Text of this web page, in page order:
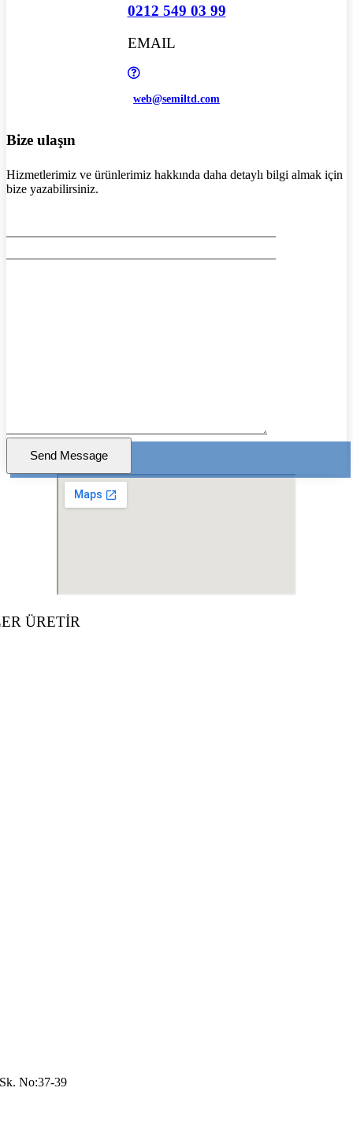
0212 549 03 99
EMAIL
web@semiltd.com
Bize ulaşın
Hizmetlerimiz ve ürünlerimiz hakkında daha detaylı bilgi almak için
bize yazabilirsiniz.
ÜRETİR
No:37-39